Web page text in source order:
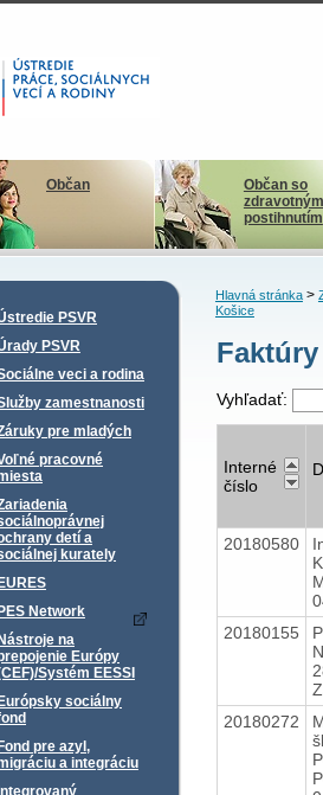
Občan
Občan so
zdravotným
postihnutím
PSVR
PSVR
veci a rodina
zamestnanosti
pre mladých
pracovné
detí a
kurately
EURES
PES Network
Nástroje na
Európy
Systém EESSI
Európsky sociálny
Fond pre azyl,
a integráciu
Integrovaný
Hlavná stránka>
Košice
Vyhľadať:
Interné
číslo
20180580
20180155
20180272